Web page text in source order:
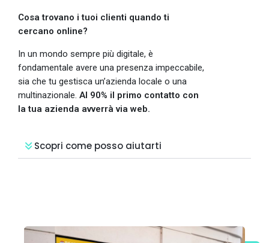
Cosa trovano i tuoi clienti quando ti
cercano online?
In un mondo sempre più digitale, è
fondamentale avere una presenza impeccabile,
sia che tu gestisca un’azienda locale o una
multinazionale. Al 90% il primo contatto con
la tua azienda avverrà via web.
Scopri come posso aiutarti